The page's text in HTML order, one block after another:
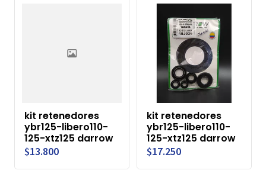
kit retenedores
ybr125-libero110-
125-xtz125 darrow
$13.800
kit retenedores
ybr125-libero110-
125-xtz125 darrow
$17.250